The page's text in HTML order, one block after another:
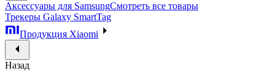
Аксессуары для SamsungСмотреть все товары
Трекеры Galaxy SmartTag
Продукция Xiaomi
Назад